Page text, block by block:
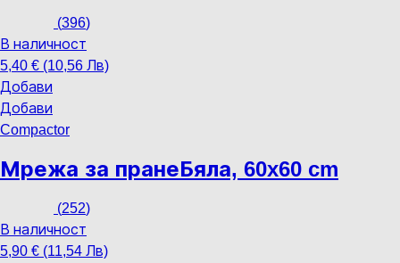
(396)
В наличност
5,40 € (10,56 Лв)
Добави
Добави
Compactor
Мрежа за пранеБяла, 60x60 cm
(252)
В наличност
5,90 € (11,54 Лв)